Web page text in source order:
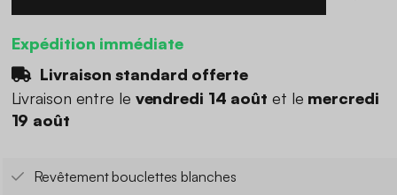
Expédition immédiate
Livraison standard offerte
Livraison entre le vendredi 14 août et le mercredi
19 août
Revêtement bouclettes blanches